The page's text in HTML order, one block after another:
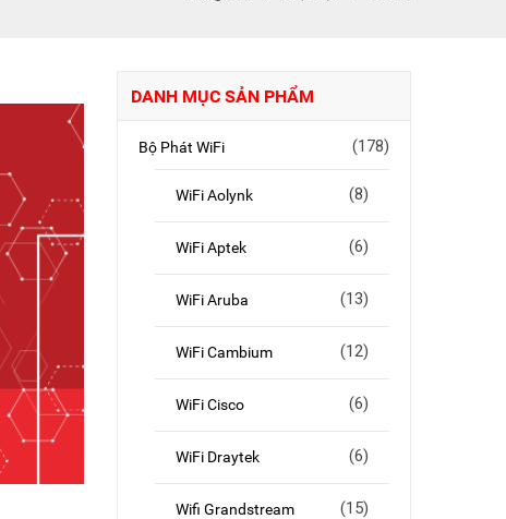
DANH MỤC SẢN PHẨM
Bộ Phát WiFi (178)
WiFi Aolynk (8)
WiFi Aptek (6)
WiFi Aruba (13)
WiFi Cambium (12)
WiFi Cisco (6)
WiFi Draytek (6)
Wifi Grandstream (15)